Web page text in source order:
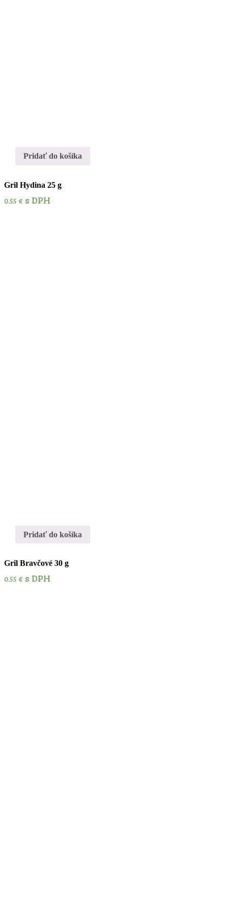
Pridať do košíka
Gril Hydina 25 g
0.55 € s DPH
Pridať do košíka
Gril Bravčové 30 g
0.55 € s DPH